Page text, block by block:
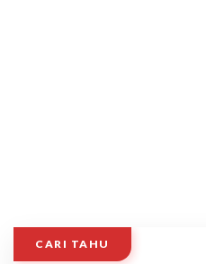
CARI TAHU